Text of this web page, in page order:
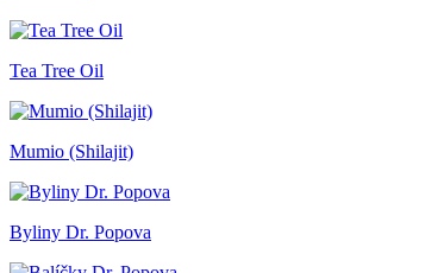
Tea Tree Oil
Mumio (Shilajit)
Byliny Dr. Popova